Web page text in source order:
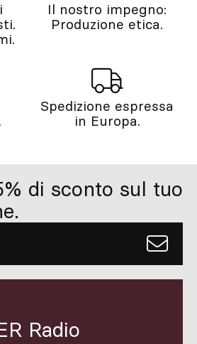
Il nostro impegno:
Produzione etica.
Spedizione espressa
in Europa.
di sconto sul tuo
Radio